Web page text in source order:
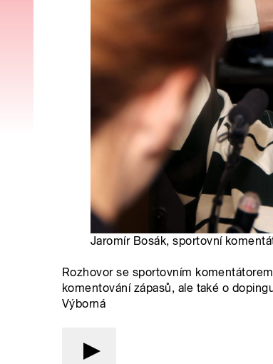
Jaromír Bosák, sportovní
Rozhovor se sportovním
komentování zápasů, ale také o
Výborná